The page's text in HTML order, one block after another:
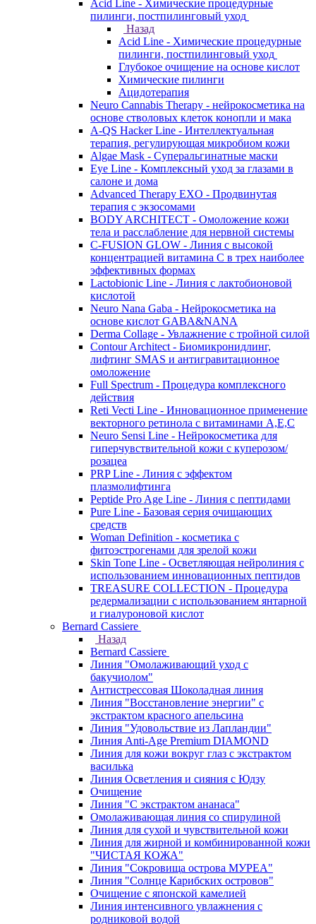
Acid Line - Химические процедурные
пилинги, постпилинговый уход
Назад
Acid Line - Химические процедурные
пилинги, постпилинговый уход
Глубокое очищение на основе кислот
Химические пилинги
Ацидотерапия
Neuro Cannabis Therapy - нейрокосметика на
основе стволовых клеток конопли и мака
A-QS Hacker Line - Интеллектуальная
терапия, регулирующая микробиом кожи
Algae Mask - Суперальгинатные маски
Eye Line - Комплексный уход за глазами в
салоне и дома
Advanced Therapy EXO - Продвинутая
терапия с экзосомами
BODY ARCHITECT - Омоложение кожи
тела и расслабление для нервной системы
C-FUSION GLOW - Линия с высокой
концентрацией витамина C в трех наиболее
эффективных формах
Lactobionic Line - Линия с лактобионовой
кислотой
Neuro Nana Gaba - Нейрокосметика на
основе кислот GABA&NANA
Derma Collage - Увлажнение с тройной силой
Contour Architect - Биомикронидлинг,
лифтинг SMAS и антигравитационное
омоложение
Full Spectrum - Процедура комплексного
действия
Reti Vecti Line - Инновационное применение
векторного ретинола с витаминами A,Е,С
Neuro Sensi Line - Нейрокосметика для
гиперчувствительной кожи с куперозом/
розацеа
PRP Line - Линия с эффектом
плазмолифтинга
Peptide Pro Age Line - Линия с пептидами
Pure Line - Базовая серия очищающих
средств
Woman Definition - косметика с
фитоэстрогенами для зрелой кожи
Skin Tone Line - Осветляющая нейролиния с
использованием инновационных пептидов
TREASURE COLLECTION - Процедура
редермализации с использованием янтарной
и гиалуроновой кислот
Bernard Cassiere
Назад
Bernard Cassiere
Линия "Омолаживающий уход с
бакучиолом"
Антистрессовая Шоколадная линия
Линия "Восстановление энергии" с
экстрактом красного апельсина
Линия "Удовольствие из Лапландии"
Линия Anti-Age Premium DIAMOND
Линия для кожи вокруг глаз с экстрактом
василька
Линия Осветления и сияния с Юдзу
Очищение
Линия "С экстрактом ананаса"
Омолаживающая линия со спирулиной
Линия для сухой и чувствительной кожи
Линия для жирной и комбинированной кожи
"ЧИСТАЯ КОЖА"
Линия "Сокровища острова МУРЕА"
Линия "Солнце Карибских островов"
Очищение с японской камелией
Линия интенсивного увлажнения с
родниковой водой